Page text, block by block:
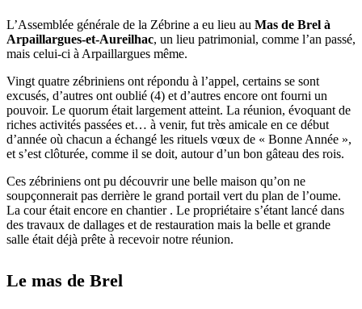
L’Assemblée générale de la Zébrine a eu lieu au Mas de Brel à
Arpaillargues-et-Aureilhac, un lieu patrimonial, comme l’an passé,
mais celui-ci à Arpaillargues même.
Vingt quatre zébriniens ont répondu à l’appel, certains se sont
excusés, d’autres ont oublié (4) et d’autres encore ont fourni un
pouvoir. Le quorum était largement atteint. La réunion, évoquant de
riches activités passées et… à venir, fut très amicale en ce début
d’année où chacun a échangé les rituels vœux de « Bonne Année »,
et s’est clôturée, comme il se doit, autour d’un bon gâteau des rois.
Ces zébriniens ont pu découvrir une belle maison qu’on ne
soupçonnerait pas derrière le grand portail vert du plan de l’oume.
La cour était encore en chantier . Le propriétaire s’étant lancé dans
des travaux de dallages et de restauration mais la belle et grande
salle était déjà prête à recevoir notre réunion.
Le mas de Brel